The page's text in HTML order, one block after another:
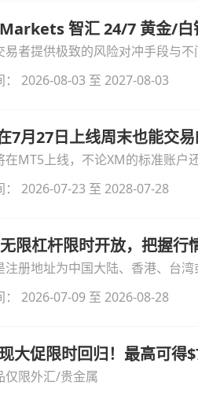
智汇 24/7 黄金/白
易者提供极致的风险对冲手段与
易！本文将为您详细拆解本次升
： 2026-08-03 至 2027-08-03
7月27日上线周末也能交
在MT5上线，不论XM的标准账户
： 2026-07-23 至 2028-07-28
限杠杆限时开放，把握行
注册地址为中国大陆、香港、台
无限倍杠杆福利，无需额外复杂操
： 2026-07-09 至 2026-08-28
大促限时回归！最高可得
仅限外汇/贵金属